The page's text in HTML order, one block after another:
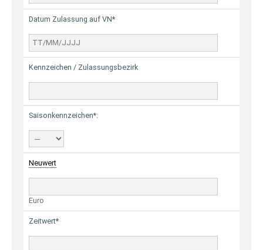
Datum Zulassung auf VN*
Kennzeichen / Zulassungsbezirk
Saisonkennzeichen*:
Neuwert
Euro
Zeitwert*